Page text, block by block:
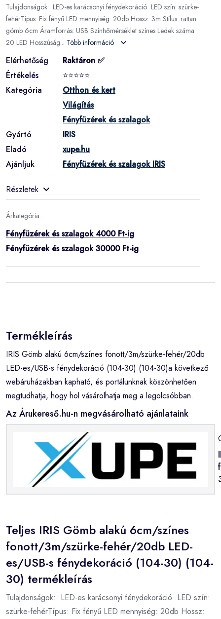
Tulajdonságok: LED-es karácsonyi fénydekoráció LED szín: szürke-
fehérTípus: Fix fényű LED mennyiség: 20db Hossz: 3m Stílus: rattan
gömb 6cm Áramforrás: USB Színhőmérséklet színes Ledek száma
20 LED Hosszúság... Több információ
Elérhetőség
Raktáron ✅
Értékelés
⭐⭐⭐⭐⭐
Kategória
Otthon és kert
Világítás
Fényfüzérek és szalagok
Gyártó
IRIS
Eladó
xupe.hu
Ajánljuk
Fényfüzérek és szalagok IRIS
Részletek
Árkategória:
Fényfüzérek és szalagok 4000 Ft-ig
Fényfüzérek és szalagok 30000 Ft-ig
Termékleírás
IRIS Gömb alakú 6cm/színes fonott/3m/szürke-fehér/20db
LED-es/USB-s fénydekoráció (104-30) (104-30)a következő
webáruházakban kapható, és portálunknak köszönhetően
megtudhatja, hogy hol vásárolhatja meg a legolcsóbban.
Az Árukereső.hu-n megvásárolható ajánlataink
Teljes IRIS Gömb alakú 6cm/színes
fonott/3m/szürke-fehér/20db LED-
es/USB-s fénydekoráció (104-30) (104-
30) termékleírás
Tulajdonságok: LED-es karácsonyi fénydekoráció LED szín:
szürke-fehérTípus: Fix fényű LED mennyiség: 20db Hossz: